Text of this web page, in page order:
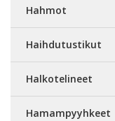
Hahmot
Haihdutustikut
Halkotelineet
Hamampyyhkeet